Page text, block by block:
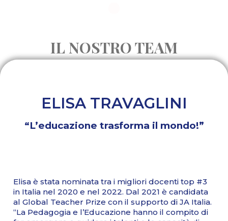
IL NOSTRO TEAM
ELISA TRAVAGLINI
“L’educazione trasforma il mondo!”
Elisa è stata nominata tra i migliori docenti top #3
in Italia nel 2020 e nel 2022. Dal 2021 è candidata
al Global Teacher Prize con il supporto di JA Italia.
“La Pedagogia e l’Educazione hanno il compito di